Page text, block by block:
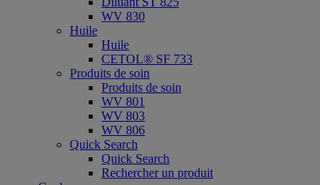
WV 830
Huile
Huile
CETOL® SF 733
Produits de soin
Produits de soin
WV 801
WV 803
WV 806
Quick Search
Quick Search
Rechercher un produit